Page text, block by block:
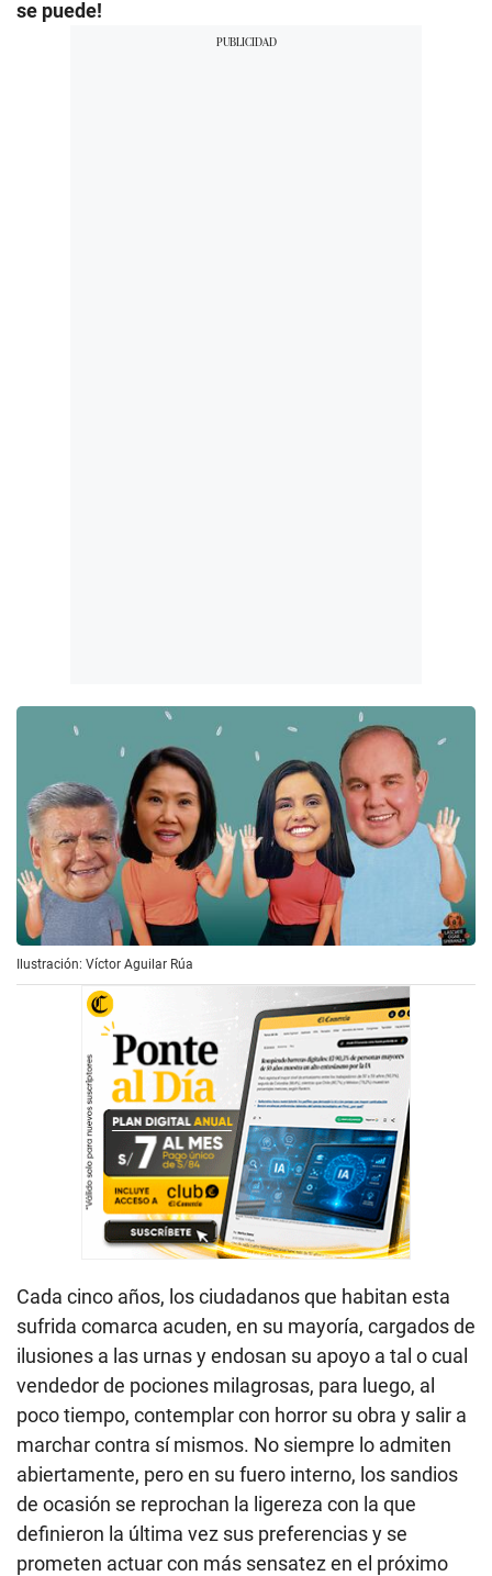
se puede!
Ilustración: Víctor Aguilar Rúa
Cada cinco años, los ciudadanos que habitan esta
sufrida comarca acuden, en su mayoría, cargados de
ilusiones a las urnas y endosan su apoyo a tal o cual
vendedor de pociones milagrosas, para luego, al
poco tiempo, contemplar con horror su obra y salir a
marchar contra sí mismos. No siempre lo admiten
abiertamente, pero en su fuero interno, los sandios
de ocasión se reprochan la ligereza con la que
definieron la última vez sus preferencias y se
prometen actuar con más sensatez en el próximo